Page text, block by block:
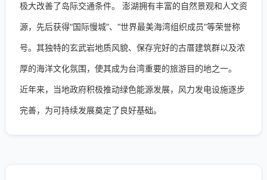
极大改善了岛际交通条件。 澎湖拥有丰富的自然景观和人文资
源，先后获得“国际慢城”、“世界最美海湾组织成员”等荣誉称
号。其独特的玄武岩地质风貌、保存完好的古厝建筑群以及浓
厚的海洋文化氛围，使其成为台湾重要的旅游目的地之一。
近年来，当地政府积极推动绿色能源发展，风力发电设施逐步
完善，为可持续发展奠定了良好基础。